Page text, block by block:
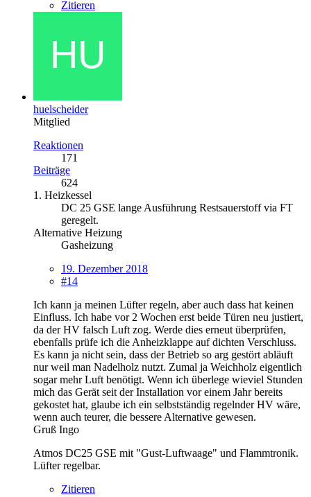
Zitieren
huelscheider
Mitglied
Reaktionen
171
Beiträge
624
1. Heizkessel
DC 25 GSE lange Ausführung Restsauerstoff via FT
geregelt.
Alternative Heizung
Gasheizung
19. Dezember 2018
#14
Ich kann ja meinen Lüfter regeln, aber auch dass hat keinen
Einfluss. Ich habe vor 2 Wochen erst beide Türen neu justiert,
da der HV falsch Luft zog. Werde dies erneut überprüfen,
ebenfalls prüfe ich die Anheizklappe auf dichten Verschluss.
Es kann ja nicht sein, dass der Betrieb so arg gestört abläuft
nur weil man Nadelholz nutzt. Zumal ja Weichholz eigentlich
sogar mehr Luft benötigt. Wenn ich überlege wieviel Stunden
mich das Gerät seit der Installation vor einem Jahr bereits
gekostet hat, glaube ich ein selbstständig regelnder HV wäre,
wenn auch teurer, die bessere Alternative gewesen.
Gruß Ingo
Atmos DC25 GSE mit "Gust-Luftwaage" und Flammtronik.
Lüfter regelbar.
Zitieren